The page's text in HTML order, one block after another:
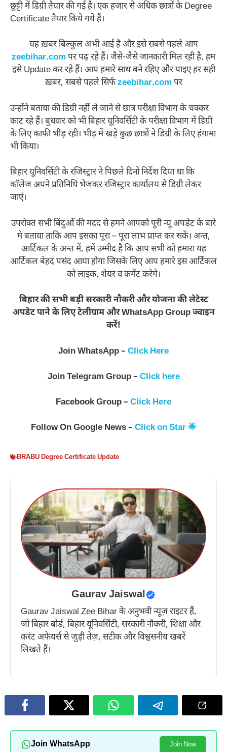
छुट्टी में डिग्री तैयार की गई है। एक हजार से अधिक छात्रों के Degree
Certificate तैयार किये गये हैं।
यह ख़बर बिल्कुल अभी आई है और इसे सबसे पहले आप
zeebihar.com पर पढ़ रहे हैं। जैसे-जैसे जानकारी मिल रही है, हम
इसे Update कर रहे हैं। आप हमारे साथ बने रहिए और पाइए हर सही
ख़बर, सबसे पहले सिर्फzeebihar.com पर
उन्होंने बताया की डिग्री नहीं ले जाने से छात्र परीक्षा विभाग के चक्कर
काट रहे हैं। बुधवार को भी बिहार यूनिवर्सिटी के परीक्षा विभाग में डिग्री
के लिए काफी भीड़ रही। भीड़ में खड़े कुछ छात्रों ने डिग्री के लिए हंगामा
भी किया।
बिहार यूनिवर्सिटी के रजिस्ट्रार ने पिछले दिनों निर्देश दिया था कि
कॉलेज अपने प्रतिनिधि भेजकर रजिस्ट्रार कार्यालय से डिग्री लेकर
जाएं।
उपरोक्त सभी बिंदुओँ की मदद से हमने आपको पूरी न्यू अपडेट के बारे
मे बताया ताकि आप इसका पूरा – पूरा लाभ प्राप्त कर सकें। अन्त,
आर्टिकल के अन्त में, हमें उम्मीद है कि आप सभी को हमारा यह
आर्टिकल बेहद पसंद आया होगा जिसके लिए आप हमारे इस आर्टिकल
को लाइक, शेयर व कमेंट करेगे।
बिहार की सभी बड़ी सरकारी नौकरी और योजना की लेटेस्ट
अपडेट पाने के लिए टेलीग्राम और WhatsApp Group ज्वाइन
करें!
Join WhatsApp – Click Here
Join Telegram Group – Click here
Facebook Group – Click Here
Follow On Google News – Click on Star 🌟
BRABU Degree Certificate Update
Gaurav Jaiswal
Gaurav Jaiswal Zee Bihar के अनुभवी न्यूज़ राइटर हैं,
जो बिहार बोर्ड, बिहार यूनिवर्सिटी, सरकारी नौकरी, शिक्षा और
करंट अफेयर्स से जुड़ी तेज़, सटीक और विश्वसनीय खबरें
लिखते हैं।
Join WhatsApp Join Now